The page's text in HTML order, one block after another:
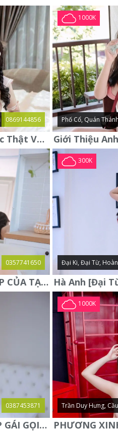
0869144856
Diệp Anh Phố Cổ, Ngực Thật Vú To Thơm Tho Quyến Rũ
1000K
Phố Cổ, Quán
0357741650
PHƯƠNG LINH: VẺ ĐẸP CỦA TẠO HÓA, XINH ĐẸP, SEXY, QUYỄN RŨ
300K
Đại Ki, Đại Từ,
0387453871
KIỀU OANH-ĐẲNG CẤP GÁI GỌI XINH SANG-NGOAN NGOÃN
1000K
Trần Duy Hưng,